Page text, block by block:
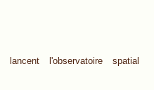
lancent l'observatoire spatial